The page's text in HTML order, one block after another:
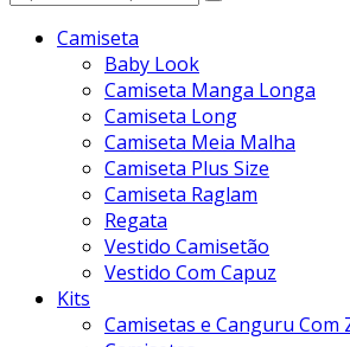
Camiseta
Baby Look
Camiseta Manga Longa
Camiseta Long
Camiseta Meia Malha
Camiseta Plus Size
Camiseta Raglam
Regata
Vestido Camisetão
Vestido Com Capuz
Kits
Camisetas e Canguru Com